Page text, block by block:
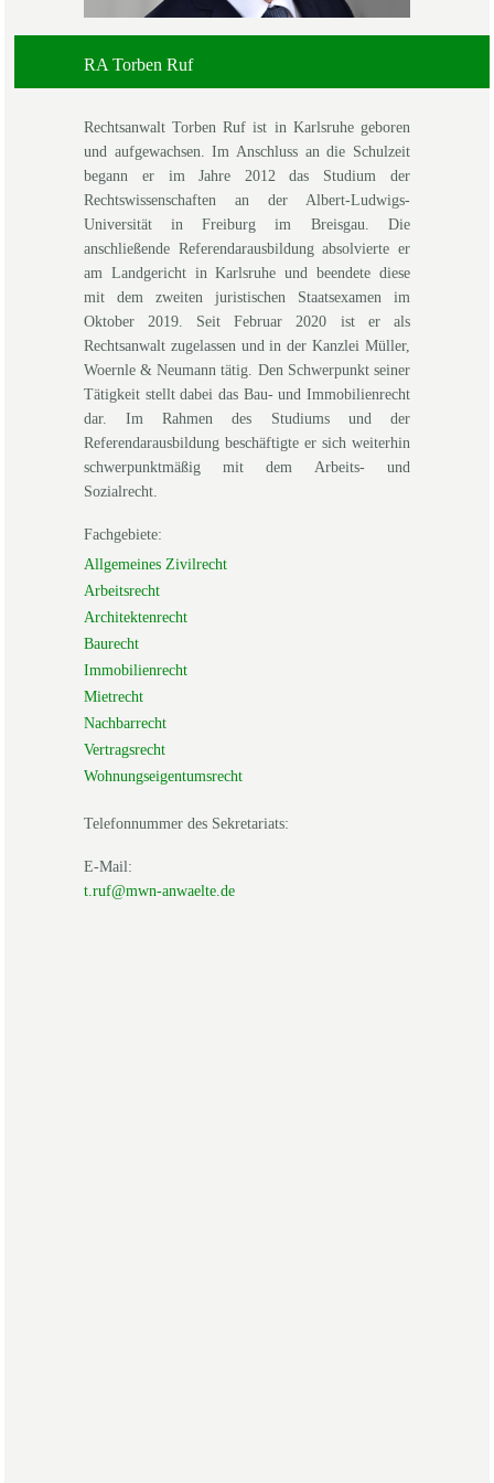
RA Torben Ruf
Rechtsanwalt Torben Ruf ist in Karlsruhe geboren
und aufgewachsen. Im Anschluss an die Schulzeit
begann er im Jahre 2012 das Studium der
Rechtswissenschaften an der Albert-Ludwigs-
Universität in Freiburg im Breisgau. Die
anschließende Referendarausbildung absolvierte er
am Landgericht in Karlsruhe und beendete diese
mit dem zweiten juristischen Staatsexamen im
Oktober 2019. Seit Februar 2020 ist er als
Rechtsanwalt zugelassen und in der Kanzlei Müller,
Woernle & Neumann tätig. Den Schwerpunkt seiner
Tätigkeit stellt dabei das Bau- und Immobilienrecht
dar. Im Rahmen des Studiums und der
Referendarausbildung beschäftigte er sich weiterhin
schwerpunktmäßig mit dem Arbeits- und
Sozialrecht.
Fachgebiete:
Allgemeines Zivilrecht
Arbeitsrecht
Architektenrecht
Baurecht
Immobilienrecht
Mietrecht
Nachbarrecht
Vertragsrecht
Wohnungseigentumsrecht
Telefonnummer des Sekretariats:
E-Mail:
t.ruf@mwn-anwaelte.de